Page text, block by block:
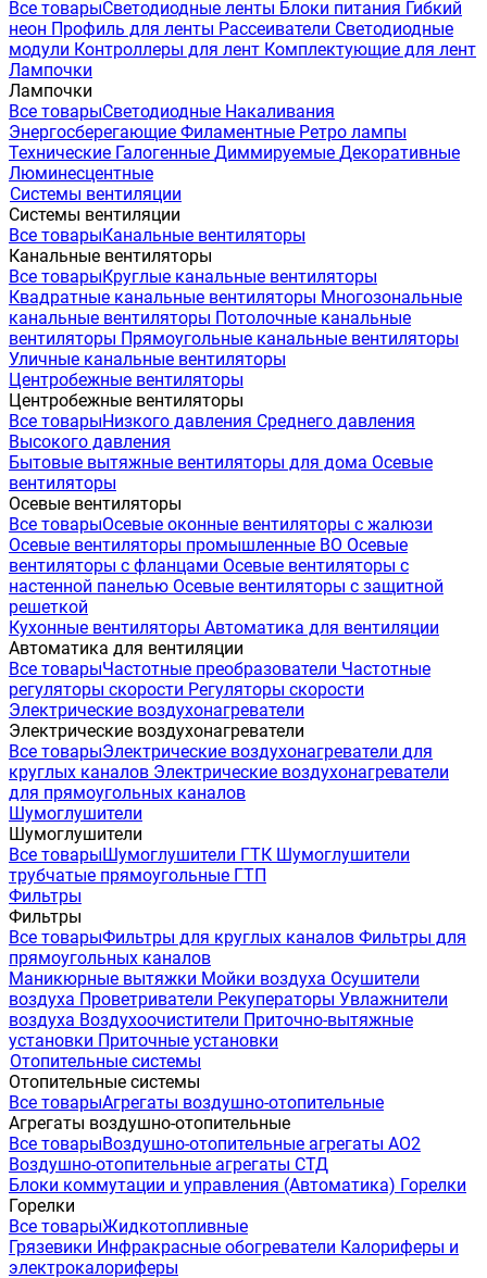
Все товарыСветодиодные ленты Блоки питания Гибкий
неон Профиль для ленты Рассеиватели Светодиодные
модули Контроллеры для лент Комплектующие для лент
Лампочки
Лампочки
Все товарыСветодиодные Накаливания
Энергосберегающие Филаментные Ретро лампы
Технические Галогенные Диммируемые Декоративные
Люминесцентные
Системы вентиляции
Системы вентиляции
Все товарыКанальные вентиляторы
Канальные вентиляторы
Все товарыКруглые канальные вентиляторы
Квадратные канальные вентиляторы Многозональные
канальные вентиляторы Потолочные канальные
вентиляторы Прямоугольные канальные вентиляторы
Уличные канальные вентиляторы
Центробежные вентиляторы
Центробежные вентиляторы
Все товарыНизкого давления Среднего давления
Высокого давления
Бытовые вытяжные вентиляторы для дома Осевые
вентиляторы
Осевые вентиляторы
Все товарыОсевые оконные вентиляторы с жалюзи
Осевые вентиляторы промышленные ВО Осевые
вентиляторы с фланцами Осевые вентиляторы с
настенной панелью Осевые вентиляторы с защитной
решеткой
Кухонные вентиляторы Автоматика для вентиляции
Автоматика для вентиляции
Все товарыЧастотные преобразователи Частотные
регуляторы скорости Регуляторы скорости
Электрические воздухонагреватели
Электрические воздухонагреватели
Все товарыЭлектрические воздухонагреватели для
круглых каналов Электрические воздухонагреватели
для прямоугольных каналов
Шумоглушители
Шумоглушители
Все товарыШумоглушители ГТК Шумоглушители
трубчатые прямоугольные ГТП
Фильтры
Фильтры
Все товарыФильтры для круглых каналов Фильтры для
прямоугольных каналов
Маникюрные вытяжки Мойки воздуха Осушители
воздуха Проветриватели Рекуператоры Увлажнители
воздуха Воздухоочистители Приточно-вытяжные
установки Приточные установки
Отопительные системы
Отопительные системы
Все товарыАгрегаты воздушно-отопительные
Агрегаты воздушно-отопительные
Все товарыВоздушно-отопительные агрегаты АО2
Воздушно-отопительные агрегаты СТД
Блоки коммутации и управления (Автоматика) Горелки
Горелки
Все товарыЖидкотопливные
Грязевики Инфракрасные обогреватели Калориферы и
электрокалориферы